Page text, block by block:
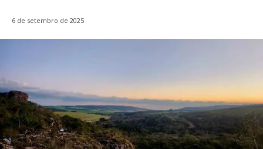
6 de setembro de 2025